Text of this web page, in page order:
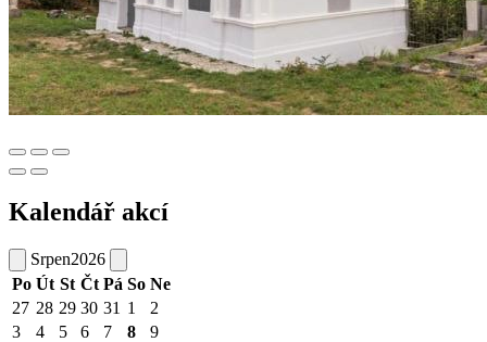
Kalendář akcí
Srpen2026
Po Út St Čt Pá So Ne
27 28 29 30 31 1
2
3
4 5 6 7 8
9